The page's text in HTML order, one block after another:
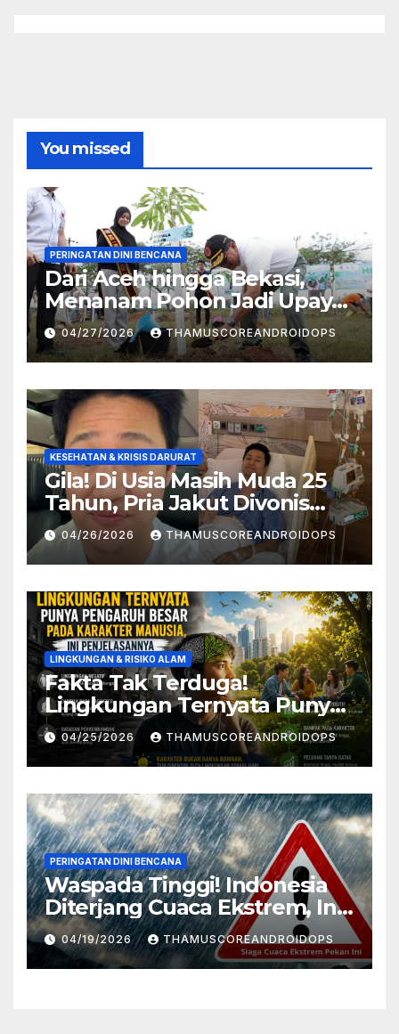
You missed
PERINGATAN DINI BENCANA
Dari Aceh hingga Bekasi,
Menanam Pohon Jadi Upaya
Redam Bencana Alam
04/27/2026 THAMUSCOREANDROIDOPS
KESEHATAN & KRISIS DARURAT
Gila! Di Usia Masih Muda 25
Tahun, Pria Jakut Divonis
Kanker Limfoma, Ini Dugaan
Penyebabnya
04/26/2026 THAMUSCOREANDROIDOPS
LINGKUNGAN & RISIKO ALAM
Fakta Tak Terduga!
Lingkungan Ternyata Punya
Pengaruh Besar Pada
Karakter Manusia, Ini
Penjelasannya
04/25/2026 THAMUSCOREANDROIDOPS
PERINGATAN DINI BENCANA
Waspada Tinggi! Indonesia
Diterjang Cuaca Ekstrem, Ini
Daftar Daerah Rawan
04/19/2026 THAMUSCOREANDROIDOPS